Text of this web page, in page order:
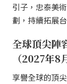
引子，忠泰美
劃，持續拓展
全球頂尖陣
（2027年8
享譽全球的頂